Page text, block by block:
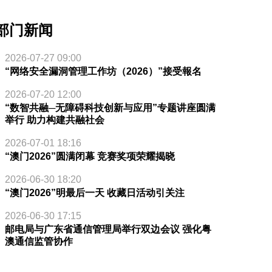
门新闻
2026-07-27 09:00
“网络安全漏洞管理工作坊（2026）”接受報名
2026-07-20 12:00
“数智共融─无障碍科技创新与应用”专题讲座圆满
举行 助力构建共融社会
2026-07-01 18:16
“澳门2026”圆满闭幕 竞赛奖项荣耀揭晓
2026-06-30 18:20
“澳门2026”明最后一天 收藏日活动引关注
2026-06-30 17:15
邮电局与广东省通信管理局举行双边会议 强化粤
澳通信监管协作